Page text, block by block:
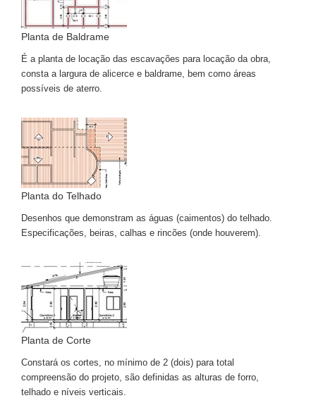
Planta de Baldrame
É a planta de locação das escavações para locação da obra,
consta a largura de alicerce e baldrame, bem como áreas
possíveis de aterro.
Planta do Telhado
Desenhos que demonstram as águas (caimentos) do telhado.
Especificações, beiras, calhas e rincões (onde houverem).
Planta de Corte
Constará os cortes, no mínimo de 2 (dois) para total
compreensão do projeto, são definidas as alturas de forro,
telhado e níveis verticais.